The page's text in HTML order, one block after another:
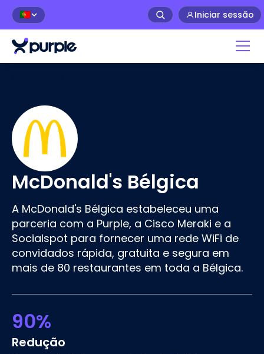
🇵🇹 Iniciar sessão
McDonald's Bélgica
A McDonald's Bélgica estabeleceu uma
parceria com a Purple, a Cisco Meraki e a
Socialspot para fornecer uma rede WiFi de
convidados rápida, gratuita e segura em
mais de 80 restaurantes em toda a Bélgica.
90%
Redução